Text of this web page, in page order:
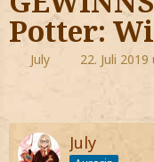
Jetzt
Potter:
July 22. Juli
July